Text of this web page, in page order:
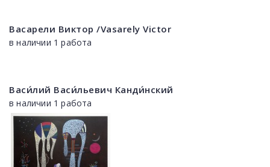
Васарели Виктор /Vasarely Victor
в наличии 1 работа
Васи́лий Васи́льевич Канди́нский
в наличии 1 работа